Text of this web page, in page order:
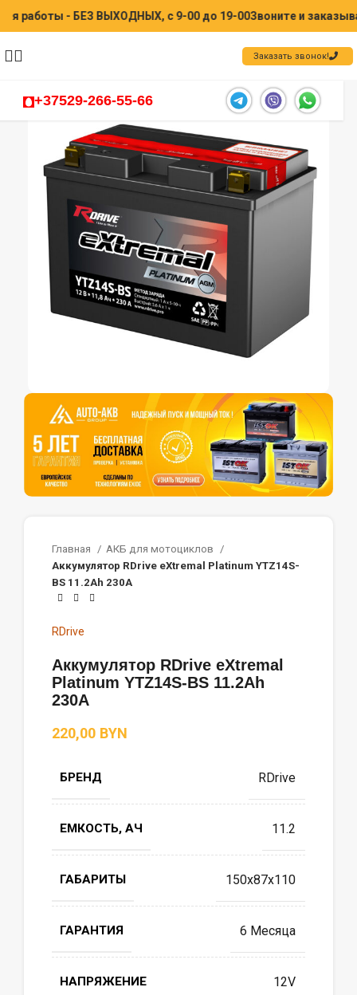
- БЕЗ ВЫХОДНЫХ, с 9-00 до 19-00Звоните и
+37529-266-55-66
Заказать звонок!
Главная
АКБ для мотоциклов
Аккумулятор RDrive eXtremal Platinum YTZ14S-
BS 11.2Ah 230A
RDrive
Аккумулятор RDrive eXtremal
Platinum YTZ14S-BS 11.2Ah
230A
BYN
БРЕНД RDrive
ЕМКОСТЬ, АЧ 11.2
ГАБАРИТЫ 150x87x110
ГАРАНТИЯ 6 Месяца
НАПРЯЖЕНИЕ 12V